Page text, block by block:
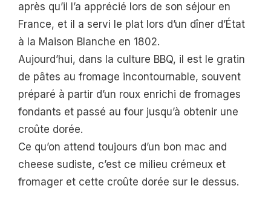
après qu’il l’a apprécié lors de son séjour en
France, et il a servi le plat lors d’un dîner d’État
à la Maison Blanche en 1802.
Aujourd’hui, dans la culture BBQ, il est le gratin
de pâtes au fromage incontournable, souvent
préparé à partir d’un roux enrichi de fromages
fondants et passé au four jusqu’à obtenir une
croûte dorée.
Ce qu’on attend toujours d’un bon mac and
cheese sudiste, c’est ce milieu crémeux et
fromager et cette croûte dorée sur le dessus.